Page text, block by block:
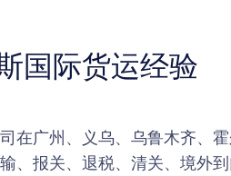
国际货运经验
广州、义乌、乌鲁木齐、
、报关、退税、清关、境外